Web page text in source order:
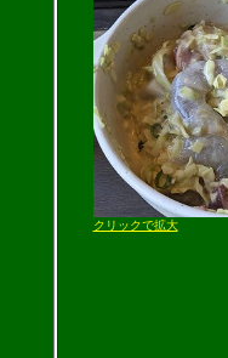
クリックで拡大